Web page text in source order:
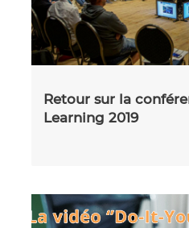
Retour sur la
Learning 2019